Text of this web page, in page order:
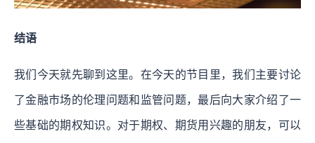
结语
我们今天就先聊到这里。在今天的节目里，我们主要讨论
了金融市场的伦理问题和监管问题，最后向大家介绍了一
些基础的期权知识。对于期权、期货用兴趣的朋友，可以